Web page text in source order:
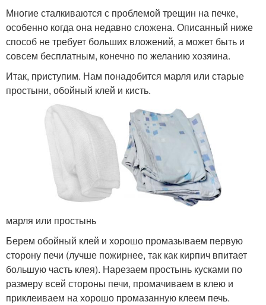
Многие сталкиваются с проблемой трещин на печке,
особенно когда она недавно сложена. Описанный ниже
способ не требует больших вложений, а может быть и
совсем бесплатным, конечно по желанию хозяина.
Итак, приступим. Нам понадобится марля или старые
простыни, обойный клей и кисть.
марля или простынь
Берем обойный клей и хорошо промазываем первую
сторону печи (лучше пожирнее, так как кирпич впитает
большую часть клея). Нарезаем простынь кусками по
размеру всей стороны печи, промачиваем в клею и
приклеиваем на хорошо промазанную клеем печь.